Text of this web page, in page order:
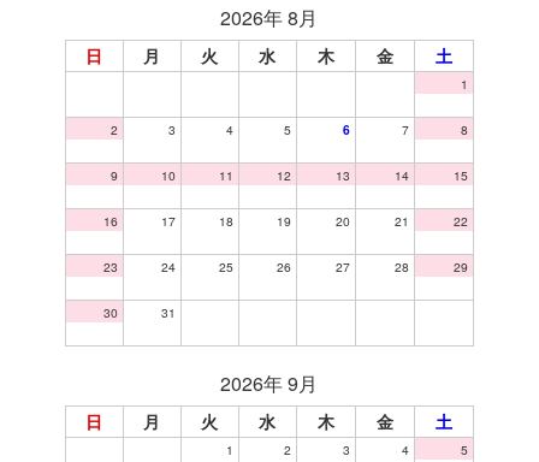
2026年 8月
日 月 火 水 木 金 土
1
2 3 4 5 6 7 8
9 10 11 12 13 14 15
16 17 18 19 20 21 22
23 24 25 26 27 28 29
30 31
2026年 9月
日 月 火 水 木 金 土
1 2 3 4 5